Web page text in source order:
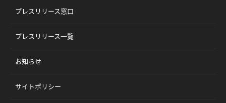
プレスリリース窓口
プレスリリース一覧
お知らせ
サイトポリシー